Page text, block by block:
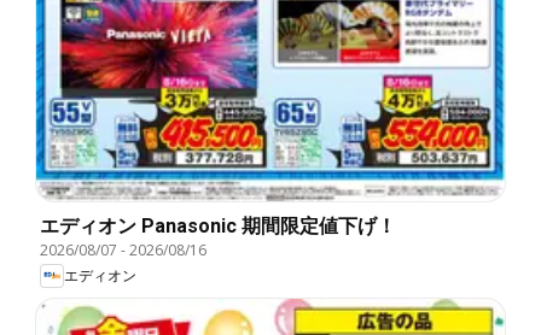
エディオン Panasonic 期間限定値下げ！
2026/08/07 -2026/08/16
エディオン